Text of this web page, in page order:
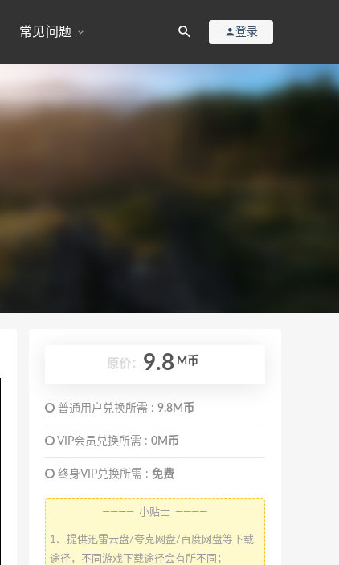
常见问题 登录
原价： 9.8 M币
普通用户兑换所需 : 9.8M币
VIP会员兑换所需 : 0M币
终身VIP兑换所需 : 免费
———— 小贴士 ————
1、提供迅雷云盘/夸克网盘/百度网盘等下载
途径，不同游戏下载途径会有所不同；